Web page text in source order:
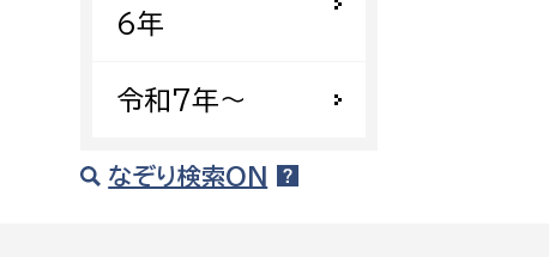
6年
令和7年〜
なぞり検索ON